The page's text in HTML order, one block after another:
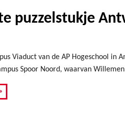
puzzelstukje
Viaduct van de AP Hogeschool in
Spoor Noord, waarvan